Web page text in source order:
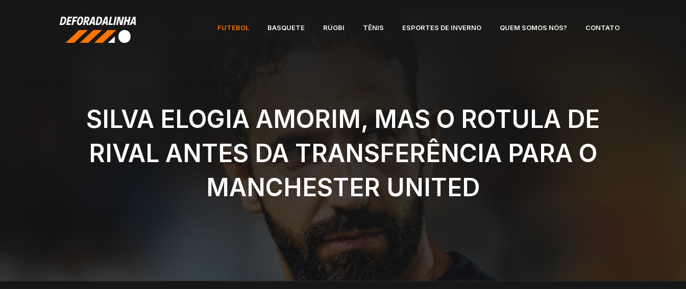
FUTEBOL BASQUETE RÚGBI TÊNIS ESPORTES DE INVERNO QUEM SOMOS NÓS? CONTATO
SILVA ELOGIA AMORIM, MAS O ROTULA DE
RIVAL ANTES DA TRANSFERÊNCIA PARA O
MANCHESTER UNITED